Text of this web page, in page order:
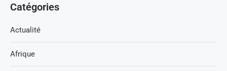
Catégories
Actualité
Afrique